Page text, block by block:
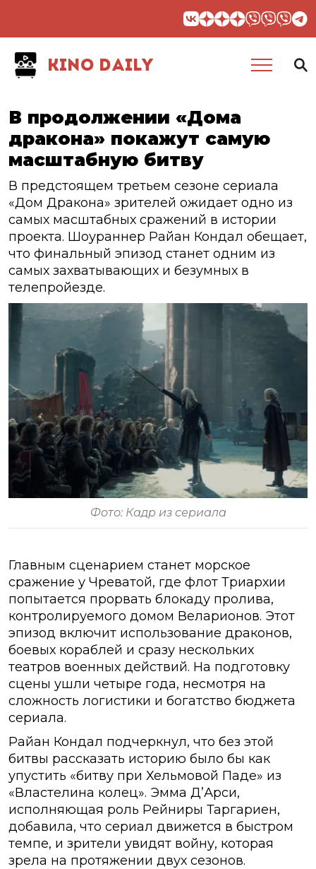
KINO DAILY
В продолжении «Дома
дракона» покажут самую
масштабную битву
В предстоящем третьем сезоне сериала
«Дом Дракона» зрителей ожидает одно из
самых масштабных сражений в истории
проекта. Шоураннер Райан Кондал обещает,
что финальный эпизод станет одним из
самых захватывающих и безумных в
телепройезде.
Фото: Кадр из сериала
Главным сценарием станет морское
сражение у Чреватой, где флот Триархии
попытается прорвать блокаду пролива,
контролируемого домом Веларионов. Этот
эпизод включит использование драконов,
боевых кораблей и сразу нескольких
театров военных действий. На подготовку
сцены ушли четыре года, несмотря на
сложность логистики и богатство бюджета
сериала.
Райан Кондал подчеркнул, что без этой
битвы рассказать историю было бы как
упустить «битву при Хельмовой Паде» из
«Властелина колец». Эмма Д’Арси,
исполняющая роль Рейниры Таргариен,
добавила, что сериал движется в быстром
темпе, и зрители увидят войну, которая
зрела на протяжении двух сезонов.